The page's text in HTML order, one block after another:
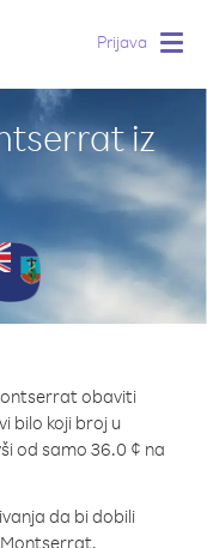
Prijava
iz
obaviti
bilo koji broj u
od samo 36.0 ¢ na
da bi dobili
Montserrat.